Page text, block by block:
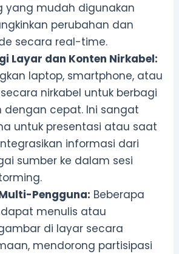
yang mudah digunakan
perubahan dan
secara real-time.
Layar dan Konten Nirkabel:
laptop, smartphone, atau
nirkabel untuk berbagi
dengan cepat. Ini sangat
untuk presentasi atau saat
informasi dari
sumber ke dalam sesi
Pengguna: Beberapa
menulis atau
di layar secara
mendorong partisipasi